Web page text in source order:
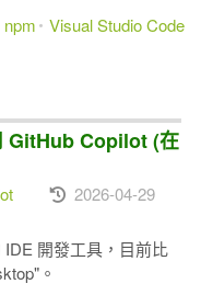
npm Visual Studio Code
GitHub Copilot (在
2026-04-29
開發工具，目前比
。